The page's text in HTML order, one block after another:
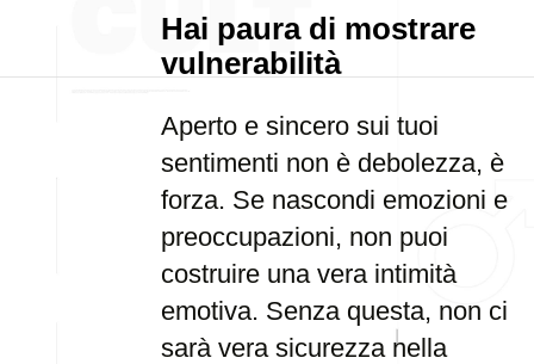
Hai paura di mostrare
vulnerabilità
Aperto e sincero sui tuoi
sentimenti non è debolezza, è
forza. Se nascondi emozioni e
preoccupazioni, non puoi
costruire una vera intimità
emotiva. Senza questa, non ci
sarà vera sicurezza nella